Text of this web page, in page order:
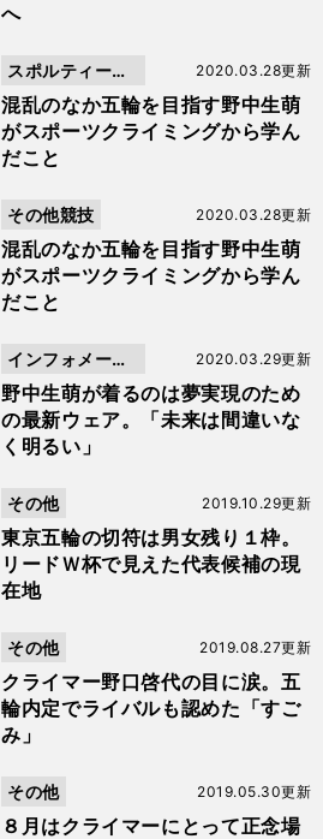
へ
混乱のなか五輪を目指す野中生萌
がスポーツクライミングから学ん
だこと
2020.03.28更新
スポルティーバ
動画
混乱のなか五輪を目指す野中生萌
がスポーツクライミングから学ん
だこと
2020.03.28更新
その他競技
野中生萌が着るのは夢実現のため
の最新ウェア。「未来は間違いな
く明るい」
2020.03.29更新
インフォメーシ
ョン
東京五輪の切符は男女残り１枠。
リードＷ杯で見えた代表候補の現
在地
2019.10.29更新
その他
クライマー野口啓代の目に涙。五
輪内定でライバルも認めた「すご
み」
2019.08.27更新
その他
８月はクライマーにとって正念場
2019.05.30更新
その他